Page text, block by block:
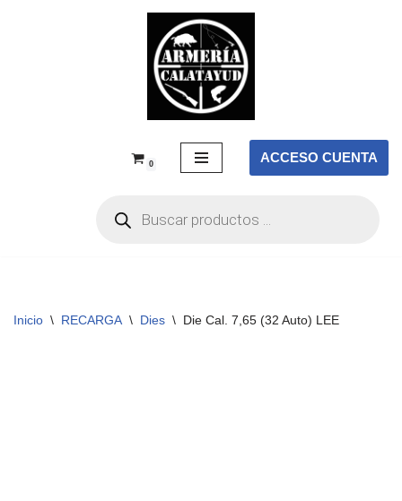
0 ACCESO CUENTA
Inicio \ RECARGA \ Dies \ Die Cal. 7,65 (32 Auto) LEE